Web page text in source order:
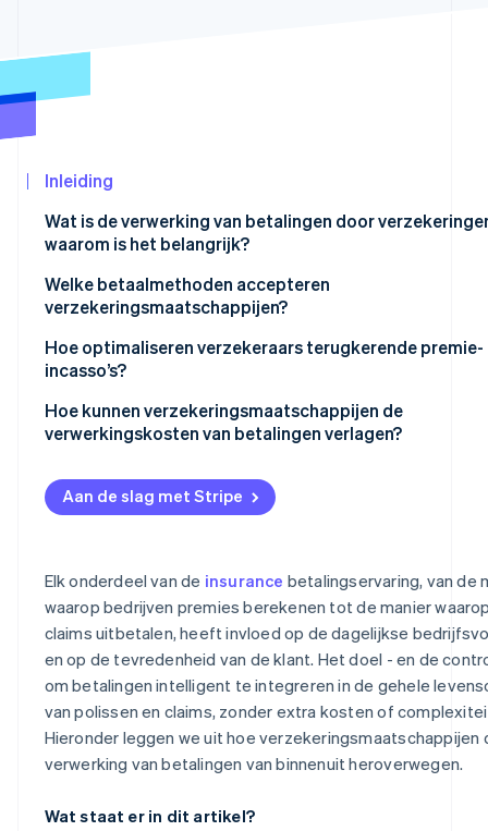
Climate
Stripe Sessions 2026
Nu bekijken
Inleiding
Wat is de verwerking van betalingen door
waarom is het belangrijk?
Welke betaalmethoden accepteren
verzekeringsmaatschappijen?
Hoe optimaliseren verzekeraars terugkerende premie-
incasso’s?
Maak automatisch betalen de norm
Gebruik een intelligente facturatie-infrastructuur
Herstel meer van mislukte betalingen
Voorkom onnodig klantverloop
Maak reconciliatie makkelijker
Hoe kunnen verzekeringsmaatschappijen de
verwerkingskosten van betalingen verlagen?
Ga digitaal
Gebruik automatisering
Mislukte betalingen voorkomen
Verander sommige betalingen in een bron van
Vermijd onnodige boetes en chargebacks
Aan de slag met Stripe
Elk onderdeel van de insurance betalingservaring, van de
waarop bedrijven premies berekenen tot de manier
claims uitbetalen, heeft invloed op de dagelijkse
en op de tevredenheid van de klant. Het doel - en de
om betalingen intelligent te integreren in de gehele
van polissen en claims, zonder extra kosten of
Hieronder leggen we uit hoe verzekeringsmaatschappijen
verwerking van betalingen van binnenuit heroverwegen.
Wat staat er in dit artikel?